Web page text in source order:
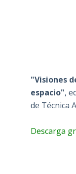
"Visiones
espacio",
de Técnica
Descarga